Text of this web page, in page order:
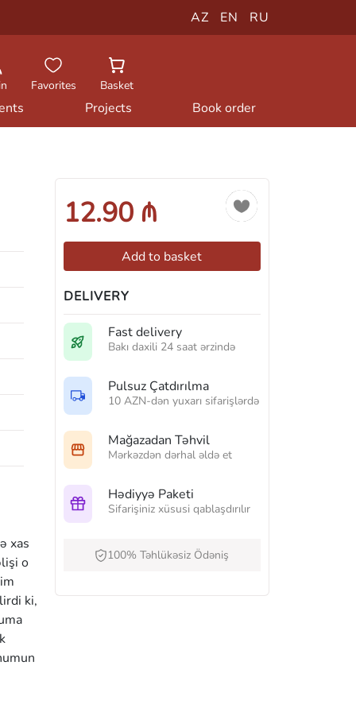
AZ EN RU
Favorites Basket
Projects Book order
xas
o
ki,
12.90 ₼
Add to basket
DELIVERY
Fast delivery
Bakı daxili 24 saat ərzində
Pulsuz Çatdırılma
10 AZN-dən yuxarı sifarişlərdə
Mağazadan Təhvil
Mərkəzdən dərhal əldə et
Hədiyyə Paketi
Sifarişiniz xüsusi qablaşdırılır
100% Təhlükəsiz Ödəniş